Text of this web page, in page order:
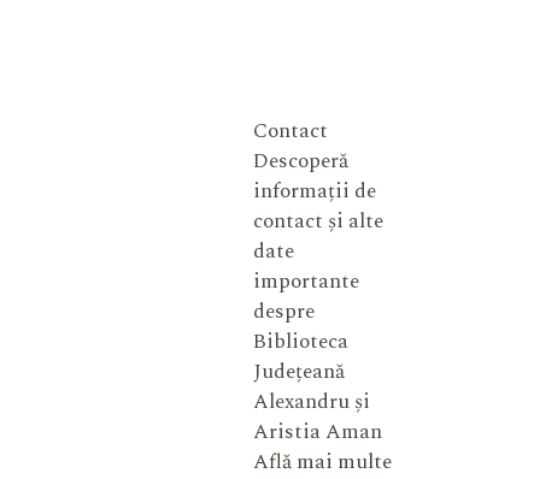
Contact
Descoperă
informații de
contact și alte
date
importante
despre
Biblioteca
Județeană
Alexandru și
Aristia Aman
Află mai multe